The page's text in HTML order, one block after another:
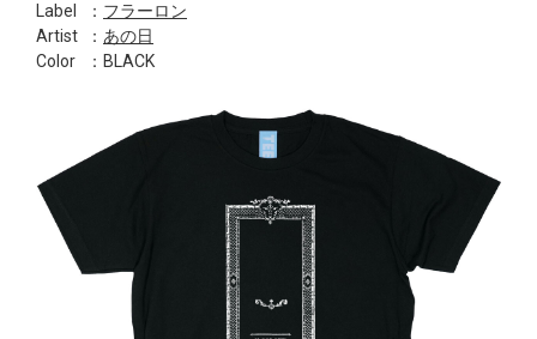
Label ： フラーロン
Artist
： あの日
Color
：BLACK